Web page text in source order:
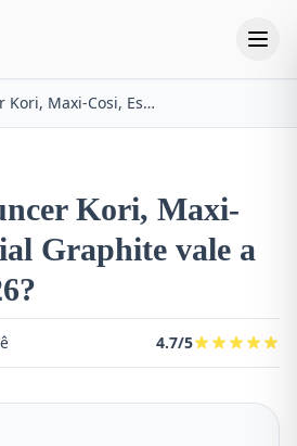
Bouncer Kori, Maxi-Cosi, Essential Graphite
Kori, Maxi-
Graphite vale a
4.7/5